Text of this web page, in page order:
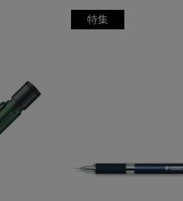
特集